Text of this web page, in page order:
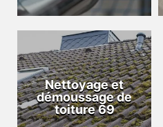
Nettoyage et
démoussage de
toiture 69